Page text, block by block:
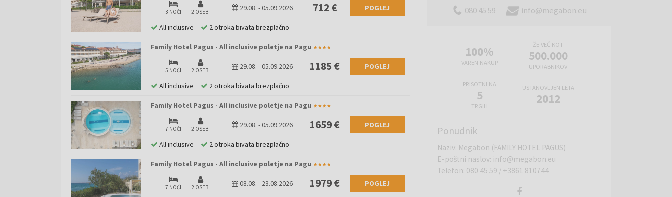
3 NOČI 2 OSEBI 29.08. -05.09.2026 712 € POGLEJ
All inclusive 2 otroka bivata brezplačno
Family Hotel Pagus - All inclusive poletje na Pagu
5 NOČI 2 OSEBI 29.08. -05.09.2026 1185 € POGLEJ
All inclusive 2 otroka bivata brezplačno
Family Hotel Pagus - All inclusive poletje na Pagu
7 NOČI 2 OSEBI 29.08. -05.09.2026 1659 € POGLEJ
All inclusive 2 otroka bivata brezplačno
Family Hotel Pagus - All inclusive poletje na Pagu
7 NOČI 2 OSEBI 08.08. - 23.08.2026 1979 € POGLEJ
080 45 59 info@megabon.eu
100%
VAREN NAKUP
ŽE VEČ KOT
500.000
UPORABNIKOV
PRISOTNI NA
5
TRGIH
USTANOVLJEN LETA
2012
Ponudnik
Naziv: Megabon (FAMILY HOTEL PAGUS)
E-poštni naslov: info@megabon.eu
Telefon: 080 45 59 / +3861 810744